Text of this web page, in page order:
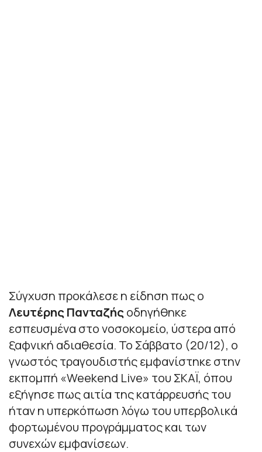
Σύγχυση προκάλεσε η είδηση πως ο
Λευτέρης Πανταζήςοδηγήθηκε
εσπευσμένα στο νοσοκομείο, ύστερα από
ξαφνική αδιαθεσία. Το Σάββατο (20/12), ο
γνωστός τραγουδιστής εμφανίστηκε στην
εκπομπή «Weekend Live» του ΣΚΑΪ, όπου
εξήγησε πως αιτία της κατάρρευσής του
ήταν η υπερκόπωση λόγω του υπερβολικά
φορτωμένου προγράμματος και των
συνεχών εμφανίσεων.